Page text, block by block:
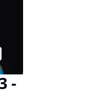
-